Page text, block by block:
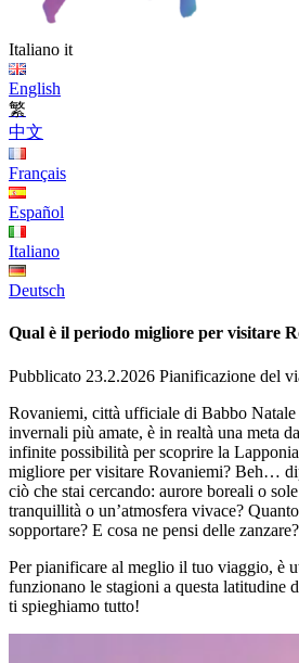
Italiano it
English
繁
中文
Français
Español
Italiano
Deutsch
Qual è il periodo migliore per visitare
Pubblicato 23.2.2026 Pianificazione del
Rovaniemi, città ufficiale di Babbo Natale
invernali più amate, è in realtà una meta
infinite possibilità per scoprire la
migliore per visitare Rovaniemi? Beh…
ciò che stai cercando: aurore boreali o
tranquillità o un’atmosfera vivace?
sopportare? E cosa ne pensi delle zanzare?
Per pianificare al meglio il tuo viaggio, è
funzionano le stagioni a questa latitudine
ti spieghiamo tutto!